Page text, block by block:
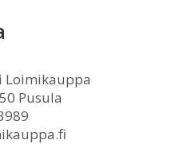
Loimikauppa
Pusula